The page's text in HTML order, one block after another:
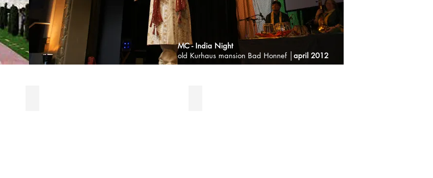
MC - India Night
old Kurhaus mansion Bad Honnef│april 2012